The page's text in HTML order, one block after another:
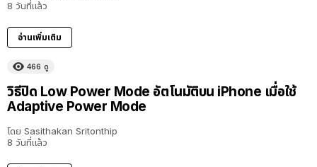
8 วันที่แล้ว
อ่านเพิ่มเติม
466 ดู
วิธีปิด Low Power Mode อัตโนมัติบน iPhone เมื่อใช้
Adaptive Power Mode
โดย Sasithakan Sritonthip
8 วันที่แล้ว